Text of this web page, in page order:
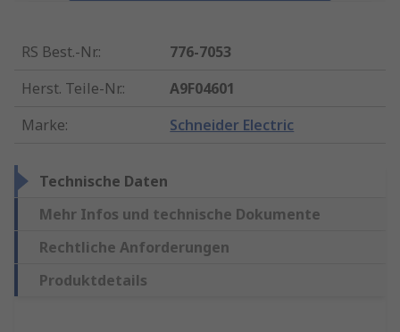
RS Best.-Nr.:
776-7053
Herst. Teile-Nr.:
A9F04601
Marke: Schneider Electric
Technische Daten
Mehr Infos und technische Dokumente
Rechtliche Anforderungen
Produktdetails